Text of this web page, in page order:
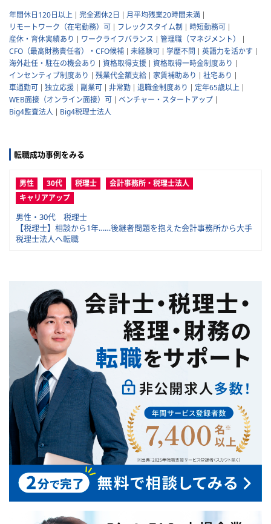
年間休日120日以上 完全週休2日
月平均残業20時間未満
リモートワーク（在宅勤務）可
フレックスタイム制
時短勤務可
産休・育休実績あり
ワークライフバランス
管理職（マネジメント）
CFO（最高財務責任者）・CFO候補
未経験可 学歴不問
英語力を活かす
海外赴任・駐在の機会あり
資格取得支援
資格取得一時金制度あり
インセンティブ制度あり
残業代全額支給 家賃補助あり
社宅あり
車通勤可
独立応援 副業可 非常勤 退職金制度あり
定年65歳以上
WEB面接（オンライン面接）可
ベンチャー・スタートアップ
Big4監査法人
Big4税理士法人
転職成功事例をみる
男性 30代 税理士
会計事務所・税理士法人
キャリアアップ
男性・30代 税理士
【税理士】相談から1年……後継者問題を抱えた会計事務所から大手
税理士法人へ転職